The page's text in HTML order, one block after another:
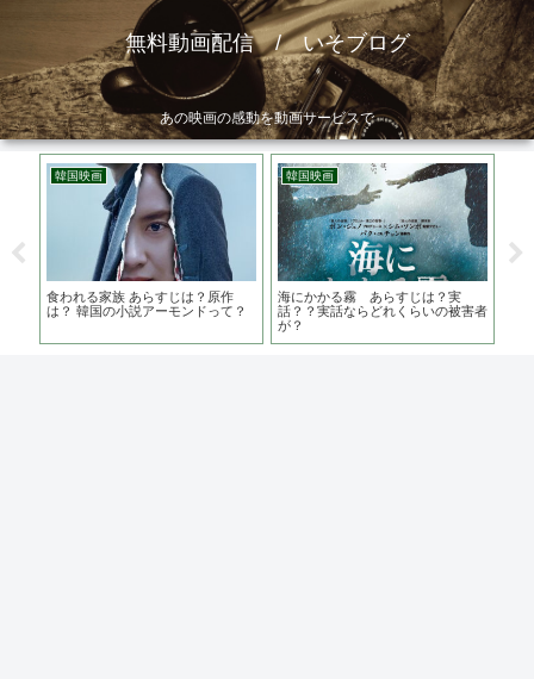
無料動画配信 / いそブログ
あの映画の感動を動画サービスで
韓国映画
食われる家族 あらすじは？原作
は？ 韓国の小説アーモンドって？
韓国映画
海にかかる霧 あらすじは？実
話？？実話ならどれくらいの被害者
が？